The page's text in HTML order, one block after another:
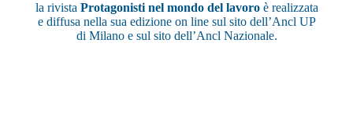
la rivista Protagonisti nel mondo del lavoroè realizzata
e diffusa nella sua edizione on line sul sito dell’Ancl UP
di Milano e sul sito dell’Ancl Nazionale.